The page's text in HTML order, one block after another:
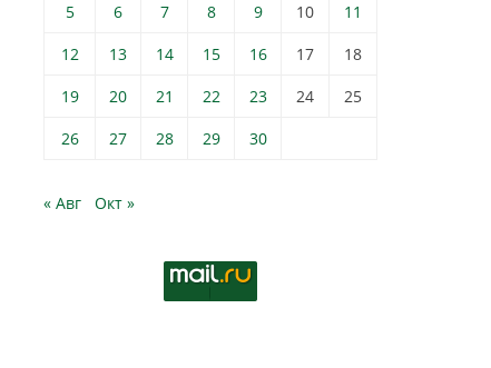
5
6 7 8 9 10
11
12
13 14 15 16 17
18
19
20 21 22 23 24
25
26
27 28 29 30
« Авг Окт »